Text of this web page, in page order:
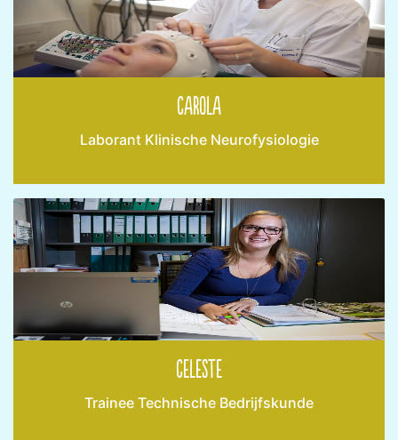
Carola
Laborant Klinische Neurofysiologie
Celeste
Trainee Technische Bedrijfskunde